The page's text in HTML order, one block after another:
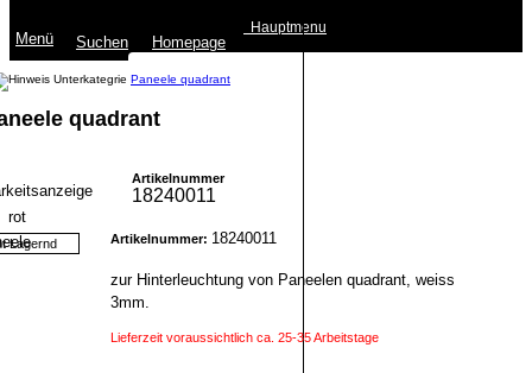
Menü Suchen Homepage
Hauptmenu
Paneele quadrant
quadrant
Lagernd
Artikelnummer
18240011
Artikelnummer: 18240011
zur Hinterleuchtung von Paneelen quadrant, weiss
3mm.
Lieferzeit voraussichtlich ca. 25-35 Arbeitstage